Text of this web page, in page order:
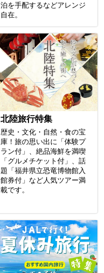
泊を手配するなどアレンジ
自在。
北陸旅行特集
歴史・文化・自然・食の宝
庫！旅の思い出に「体験プ
ラン付」、絶品海鮮を満喫
「グルメチケット付」、話
題「福井県立恐竜博物館入
館券付」など人気ツアー満
載です。